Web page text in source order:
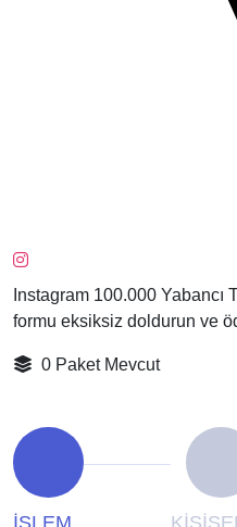
Instagram 100.000
formu eksiksiz doldurun ve
0 Paket Mevcut
İŞLEM KİŞİSEL